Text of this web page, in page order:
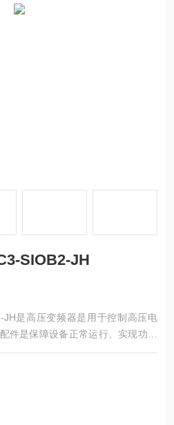
SIOB2-JH
JH是高压变频器是用于控制高压电
件是保障设备正常运行、实现功能
分。这些配件种类繁多，涵盖了功